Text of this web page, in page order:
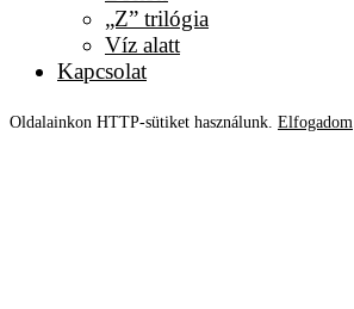
„Z” trilógia
Víz alatt
Kapcsolat
Oldalainkon HTTP-sütiket használunk. Elfogadom